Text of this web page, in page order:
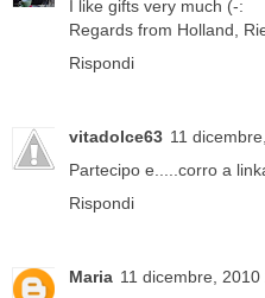
I like gifts very much (-:
Regards from Holland,
Rispondi
vitadolce63 11
Partecipo e.....corro a
Rispondi
Maria 11 dicembre, 2010